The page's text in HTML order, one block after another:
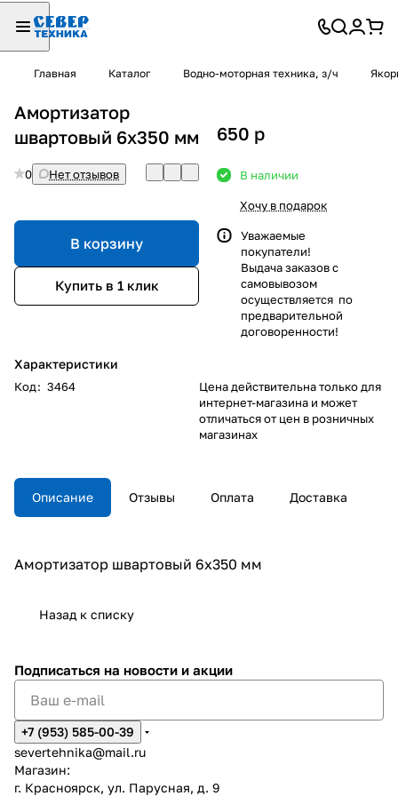
Главная Каталог Водно-моторная техника, з/ч
Амортизатор
швартовый 6х350 мм
0 Нет отзывов
В корзину
Купить в 1 клик
Характеристики
Код: 3464
650 p
В наличии
Хочу в подарок
Уважаемые
покупатели!
Выдача заказов с
самовывозом
осуществляется по
предварительной
договоренности!
Цена действительна только для
интернет-магазина и может
отличаться от цен в розничных
магазинах
Описание Отзывы Оплата Доставка
Амортизатор швартовый 6х350 мм
Назад к списку
Подписаться на новости и акции
+7 (953) 585-00-39
severtehnika@mail.ru
Магазин:
г. Красноярск, ул. Парусная, д. 9